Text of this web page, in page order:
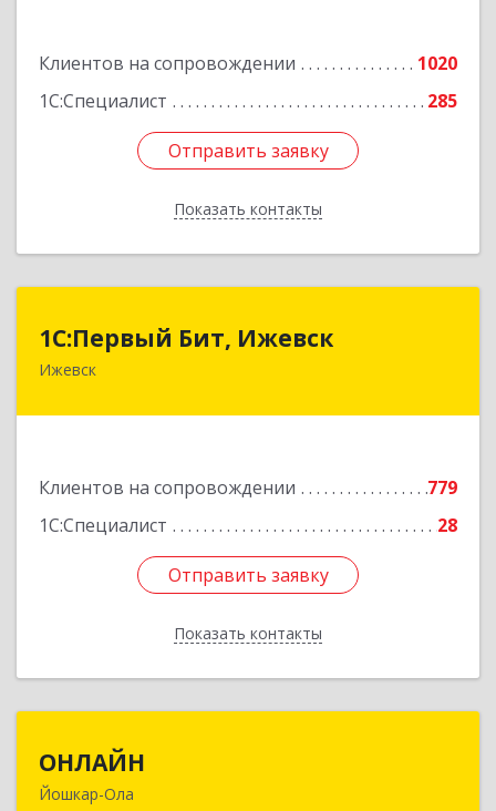
Клиентов на сопровождении
1020
1С:Специалист
285
Отправить заявку
Показать контакты
Отправить заявку
Назад
1С:Первый Бит, Ижевск
Ижевск
Клиентов на сопровождении
779
1С:Специалист
28
Отправить заявку
Показать контакты
1С:Первый Бит, Ижевск
Отправить заявку
Назад
ОНЛАЙН
Йошкар-Ола424000, Марий Эл Респ, Йошкар-Ола г,